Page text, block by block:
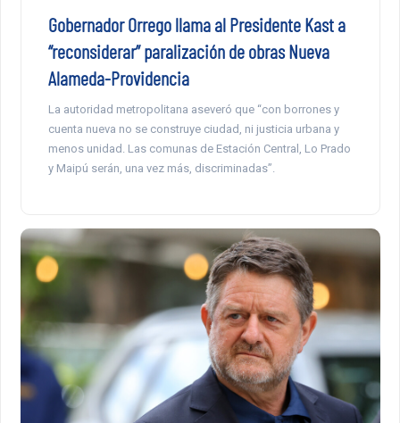
Gobernador Orrego llama al Presidente Kast a
“reconsiderar” paralización de obras Nueva
Alameda-Providencia
La autoridad metropolitana aseveró que “con borrones y
cuenta nueva no se construye ciudad, ni justicia urbana y
menos unidad. Las comunas de Estación Central, Lo Prado
y Maipú serán, una vez más, discriminadas”.